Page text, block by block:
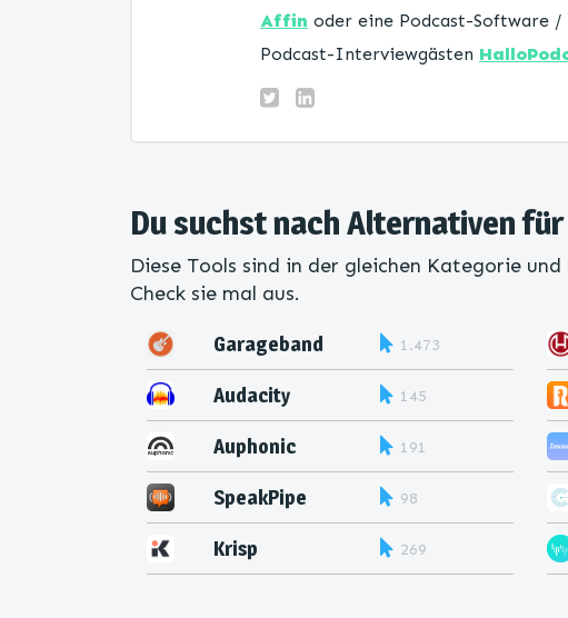
Affin oder eine Podcast-Software
Podcast-Interviewgästen
Du suchst nach Alternativen
Diese Tools sind in der gleichen Kategorie
Check sie mal aus.
Garageband 1.473
Audacity 145
Auphonic 191
SpeakPipe 98
Krisp 269